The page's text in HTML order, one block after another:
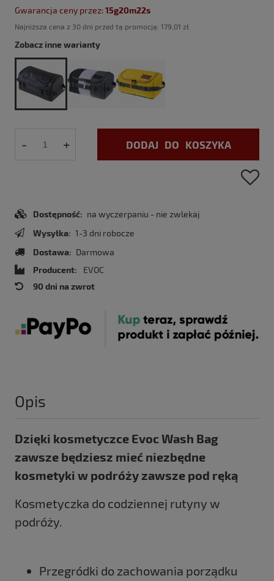
Gwarancja ceny przez:15g20m21s
Najniższa cena z 30 dni przed tą promocją: 179,01 zł
Zobacz inne warianty
- + DODAJ DO KOSZYKA
Dostępność: na wyczerpaniu - nie zwlekaj
Wysyłka: 1-3 dni robocze
Dostawa: Darmowa
Producent:
EVOC
90 dni na zwrot
Opis
Dzięki kosmetyczce Evoc Wash Bag
zawsze będziesz mieć niezbędne
kosmetyki w podróży zawsze pod ręką
Kosmetyczka do codziennej rutyny w
podróży.
Przegródki do zachowania porządku